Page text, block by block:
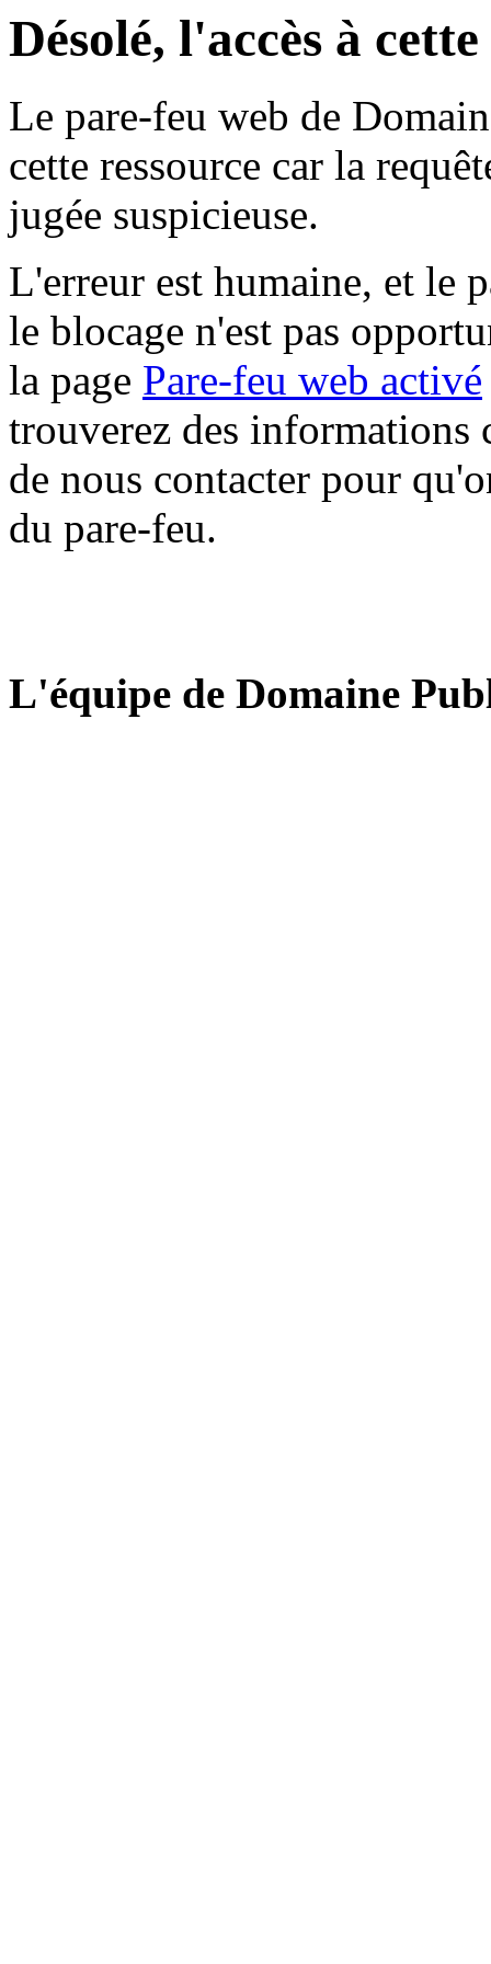
Désolé, l'accès à
Le pare-feu web de
cette ressource car la
jugée suspicieuse.
L'erreur est humaine, et le
le blocage n'est pas
la page Pare-feu web activé
trouverez des informations
de nous contacter pour
du pare-feu.
L'équipe de Domaine